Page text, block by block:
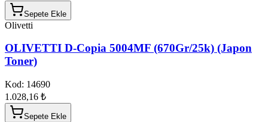
Sepete Ekle
Olivetti
OLIVETTI D-Copia 5004MF (670Gr/25k) (Japon
Toner)
Kod: 14690
1.028,16 ₺
Sepete Ekle